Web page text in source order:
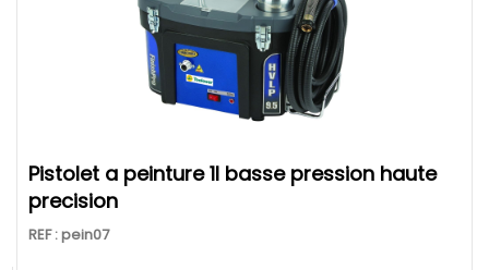
pistolet a peinture 1l basse pression haute
precision
REF : pein07